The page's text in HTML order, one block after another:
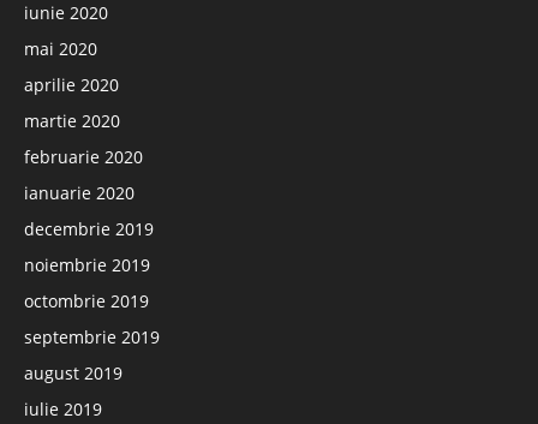
iunie 2020
mai 2020
aprilie 2020
martie 2020
februarie 2020
ianuarie 2020
decembrie 2019
noiembrie 2019
octombrie 2019
septembrie 2019
august 2019
iulie 2019